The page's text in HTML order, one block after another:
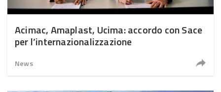
Acimac, Amaplast, Ucima: accordo con Sace
per l’internazionalizzazione
News